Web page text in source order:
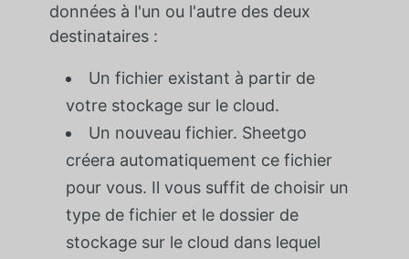
données à l'un ou l'autre des deux
destinataires :
Un fichier existant à partir de
votre stockage sur le cloud.
Un nouveau fichier. Sheetgo
créera automatiquement ce fichier
pour vous. Il vous suffit de choisir un
type de fichier et le dossier de
stockage sur le cloud dans lequel